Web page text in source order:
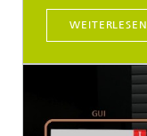
WEITERLESEN